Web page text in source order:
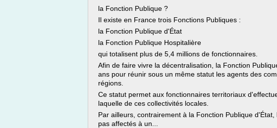
la Fonction Publique ?
Il existe en France trois Fonctions Publiques :
la Fonction Publique d'État
la Fonction Publique Hospitalière
qui totalisent plus de 5,4 millions de fonctionnaires.
Afin de faire vivre la décentralisation, la Fonction
ans pour réunir sous un même statut les agents des
régions.
Ce statut permet aux fonctionnaires territoriaux
laquelle de ces collectivités locales.
Par ailleurs, contrairement à la Fonction Publique
pas affectés à un...